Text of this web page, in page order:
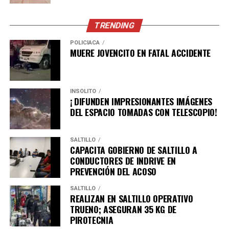
centímetros en el Cañón de San Lorenzo, trabajo que se
llevará a cabo gradualmente, hasta finalizar el año.
“El objetivo principal es mejorar la calidad del aire, la
absorción de CO2, la mitigación del cambio climático, la
prevención de erosión del suelo y el embellecimiento de
TRENDING
POLICÍACA
MUERE JOVENCITO EN FATAL ACCIDENTE
INSÓLITO
¡ DIFUNDEN IMPRESIONANTES IMÁGENES
DEL ESPACIO TOMADAS CON TELESCOPIO!
SALTILLO
CAPACITA GOBIERNO DE SALTILLO A
CONDUCTORES DE INDRIVE EN
PREVENCIÓN DEL ACOSO
SALTILLO
REALIZAN EN SALTILLO OPERATIVO
TRUENO; ASEGURAN 35 KG DE
PIROTECNIA